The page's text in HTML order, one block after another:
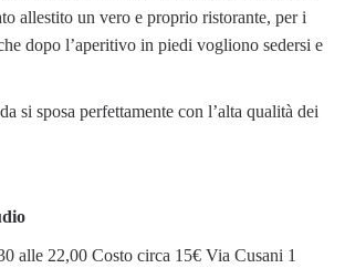
allestito un vero e proprio ristorante, per i
dopo l’aperitivo in piedi vogliono sedersi e
si sposa perfettamente con l’alta qualità dei
alle 22,00 Costo circa 15€ Via Cusani 1